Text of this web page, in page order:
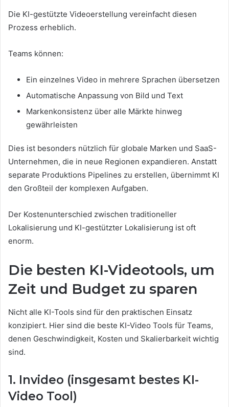
Die KI-gestützte Videoerstellung vereinfacht diesen
Prozess erheblich.
Teams können:
Ein einzelnes Video in mehrere Sprachen übersetzen
Automatische Anpassung von Bild und Text
Markenkonsistenz über alle Märkte hinweg
gewährleisten
Dies ist besonders nützlich für globale Marken und SaaS-
Unternehmen, die in neue Regionen expandieren. Anstatt
separate Produktions Pipelines zu erstellen, übernimmt KI
den Großteil der komplexen Aufgaben.
Der Kostenunterschied zwischen traditioneller
Lokalisierung und KI-gestützter Lokalisierung ist oft
enorm.
Die besten KI-Videotools, um
Zeit und Budget zu sparen
Nicht alle KI-Tools sind für den praktischen Einsatz
konzipiert. Hier sind die beste KI-Video Tools für Teams,
denen Geschwindigkeit, Kosten und Skalierbarkeit wichtig
sind.
1. Invideo (insgesamt bestes KI-
Video Tool)